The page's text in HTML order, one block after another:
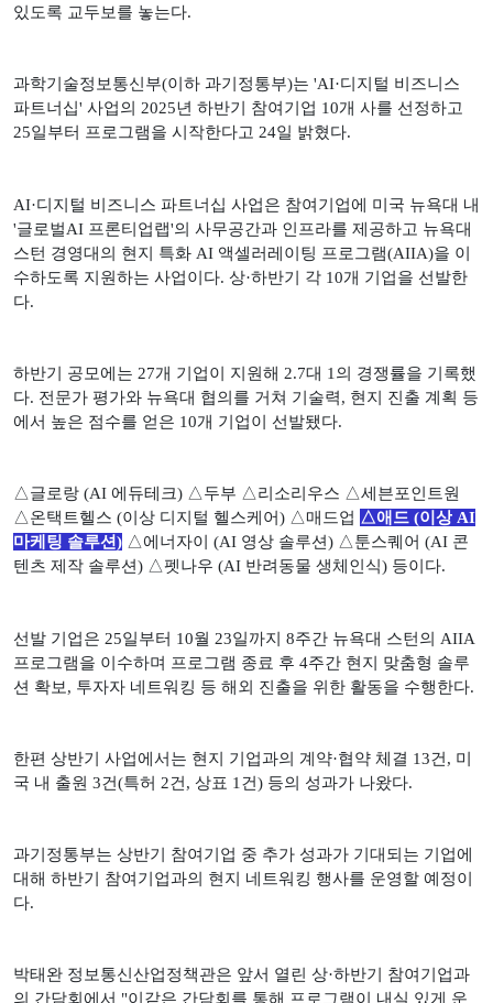
있도록 교두보를 놓는다.
과학기술정보통신부(이하 과기정통부)는 'AI·디지털 비즈니스
파트너십' 사업의 2025년 하반기 참여기업 10개 사를 선정하고
25일부터 프로그램을 시작한다고 24일 밝혔다.
AI·디지털 비즈니스 파트너십 사업은 참여기업에 미국 뉴욕대 내
'글로벌AI 프론티업랩'의 사무공간과 인프라를 제공하고 뉴욕대
스턴 경영대의 현지 특화 AI 액셀러레이팅 프로그램(AIIA)을 이
수하도록 지원하는 사업이다. 상·하반기 각 10개 기업을 선발한
다.
하반기 공모에는 27개 기업이 지원해 2.7대 1 의 경쟁률을 기록했
다. 전문가 평가와 뉴욕대 협의를 거쳐 기술력, 현지 진출 계획 등
에서 높은 점수를 얻은 10개 기업이 선발됐다.
△글로랑 (AI 에듀테크) △두부 △리소리우스 △세븐포인트원
△온택트헬스 (이상 디지털 헬스케어) △매드업 △애드 (이상 AI
마케팅 솔루션) △에너자이 (AI 영상 솔루션) △툰스퀘어 (AI 콘
텐츠 제작 솔루션) △펫나우 (AI 반려동물 생체인식) 등이다.
선발 기업은 25일부터 10월 23일까지 8주간 뉴욕대 스턴의 AIIA
프로그램을 이수하며 프로그램 종료 후 4주간 현지 맞춤형 솔루
션 확보, 투자자 네트워킹 등 해외 진출을 위한 활동을 수행한다.
한편 상반기 사업에서는 현지 기업과의 계약·협약 체결 13건 , 미
국 내 출원 3건(특허 2건 , 상표 1 건) 등의 성과가 나왔다.
과기정통부는 상반기 참여기업 중 추가 성과가 기대되는 기업에
대해 하반기 참여기업과의 현지 네트워킹 행사를 운영할 예정이
다.
박태완 정보통신산업정책관은 앞서 열린 상·하반기 참여기업과
의 간담회에서 "이같은 간담회를 통해 프로그램이 내실 있게 운